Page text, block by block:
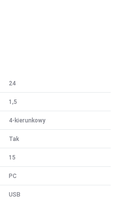
24
1,5
4-kierunkowy
Tak
15
PC
USB